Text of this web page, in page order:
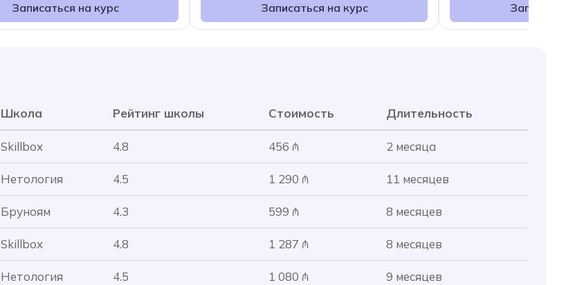
Записаться на курс Записаться на курс
Школа Рейтинг школы Стоимость Длительность
Skillbox 4.8 456 ₼ 2 месяца
Нетология 4.5 1 290 ₼ 11 месяцев
Бруноям 4.3 599 ₼ 8 месяцев
Skillbox 4.8 1 287 ₼ 8 месяцев
Нетология 4.5 1 080 ₼ 9 месяцев